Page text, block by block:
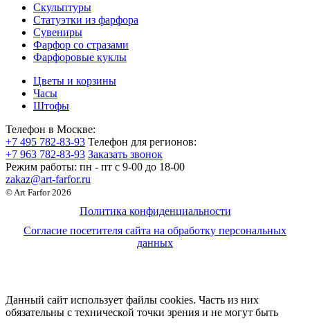
Скульптуры
Статуэтки из фарфора
Сувениры
Фарфор со стразами
Фарфоровые куклы
Цветы и корзины
Часы
Штофы
Телефон в Москве:
+7 495 782-83-93 Телефон для регионов:
+7 963 782-83-93 Заказать звонок
Режим работы: пн - пт c 9-00 до 18-00
zakaz@art-farfor.ru
© Art Farfor 2026
Политика конфиденциальности
Согласие посетителя сайта на обработку персональных
данных
Данный сайт использует файлы cookies. Часть из них
обязательны с технической точки зрения и не могут быть